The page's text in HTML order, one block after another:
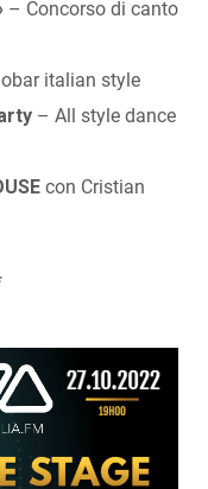
– Concorso di canto
italian style
– All style dance
con Cristian